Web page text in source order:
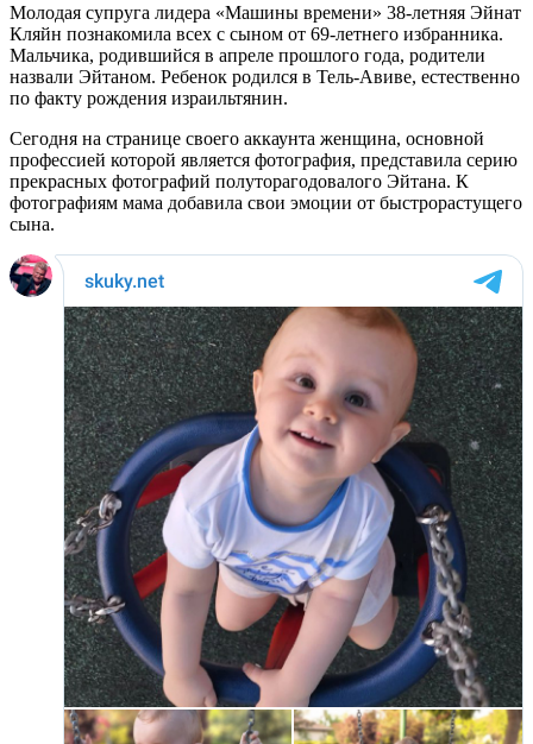
Молодая супруга лидера «Машины времени» 38-летняя Эйнат
Кляйн познакомила всех с сыном от 69-летнего избранника.
Мальчика, родившийся в апреле прошлого года, родители
назвали Эйтаном. Ребенок родился в Тель-Авиве, естественно
по факту рождения израильтянин.
Сегодня на странице своего аккаунта женщина, основной
профессией которой является фотография, представила серию
прекрасных фотографий полуторагодовалого Эйтана. К
фотографиям мама добавила свои эмоции от быстрорастущего
сына.